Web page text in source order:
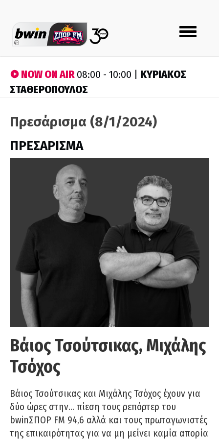
Toggle
navigation
NOW ON AIR08:00 - 10:00 | ΚΥΡΙΑΚΟΣ
ΣΤΑΘΕΡΟΠΟΥΛΟΣ
Πρεσάρισμα (8/1/2024)
ΠΡΕΣΑΡΙΣΜΑ
Βάιος Τσούτσικας, Μιχάλης
Τσόχος
Βάιος Τσούτσικας και Μιχάλης Τσόχος έχουν για
δύο ώρες στην… πίεση τους ρεπόρτερ του
bwinΣΠΟΡ FM 94,6 αλλά και τους πρωταγωνιστές
της επικαιρότητας για να μη μείνει καμία απορία